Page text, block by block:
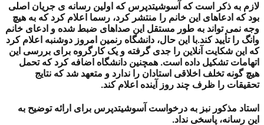
لازم به ذکر است که آسوشیتدپرس که اولین رسانه ی جریان اصلی
بود که ادعاهای این خانم را منتشر کرد، رسما اعلام کرد که به هیچ
وجه نمی تواند به طور مستقل این صداهای ضبط شده و ادعای خانم
وانگ را تأیید کند.با این حال، دانشگاه رنمین امروز دوشنبه اعلام کرد
که این شکایت آنلاین را جدی گرفته و یک کارگروه برای بررسی این
اتهامات تشکیل داده است. همچنین دانشگاه اضافه کرد که تحمل
هیچ گونه تخلف اخلاقی استادان را ندارد و متعهد شد که نتایج
تحقیقات را ظرف چند روز آینده اعلام کند.
استاد مذکور نبز به درخواست آسوشیتدپرس برای ارائه توضیح به
این رسانه، پاسخی نداد.